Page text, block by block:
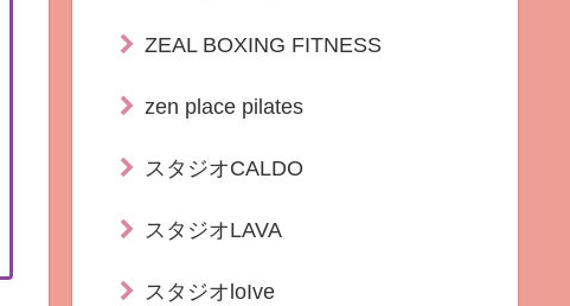
ZEAL BOXING FITNESS
zen place pilates
スタジオCALDO
スタジオLAVA
スタジオloIve